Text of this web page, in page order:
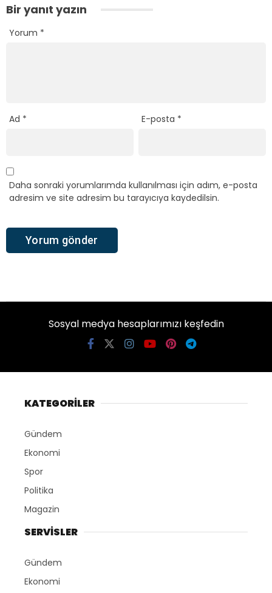
Bir yanıt yazın
Yorum *
Ad * E-posta *
Daha sonraki yorumlarımda kullanılması için adım, e-posta
adresim ve site adresim bu tarayıcıya kaydedilsin.
Sosyal medya hesaplarımızı keşfedin
KATEGORİLER
Gündem
Ekonomi
Spor
Politika
Magazin
SERVİSLER
Gündem
Ekonomi